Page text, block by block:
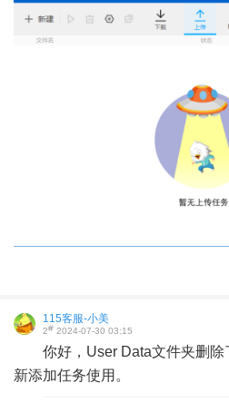
115客服-小美
2# 2024-07-30 03:15
你好，User Data文件夹删
新添加任务使用。